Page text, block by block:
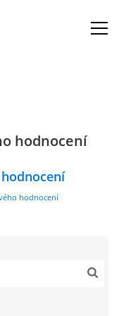
hodnocení
hodnocení